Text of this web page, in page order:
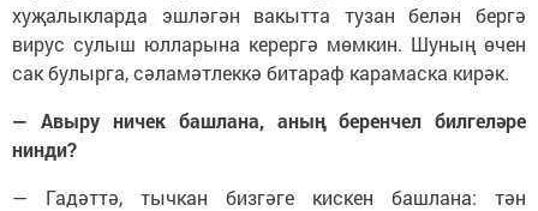
хуҗалыкларда эшләгән вакытта тузан белән бергә
вирус сулыш юлларына керергә мөмкин. Шуның өчен
сак булырга, сәламәтлеккә битараф карамаска кирәк.
— Авыру ничек башлана, аның беренчел билгеләре
нинди?
— Гадәттә, тычкан бизгәге кискен башлана: тән